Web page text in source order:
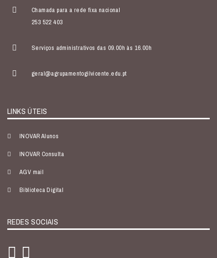
Chamada para a rede fixa nacional
253 522 403
Serviços administrativos das 09.00h às 16.00h
geral@agrupamentogilvicente.edu.pt
LINKS ÚTEIS
INOVAR Alunos
INOVAR Consulta
AGV mail
Biblioteca Digital
REDES SOCIAIS